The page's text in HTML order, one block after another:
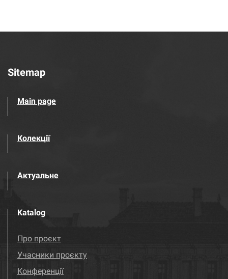
Sitemap
Main page
Колекції
Актуальне
Katalog
Про проєкт
Учасники проєкту
Конференції